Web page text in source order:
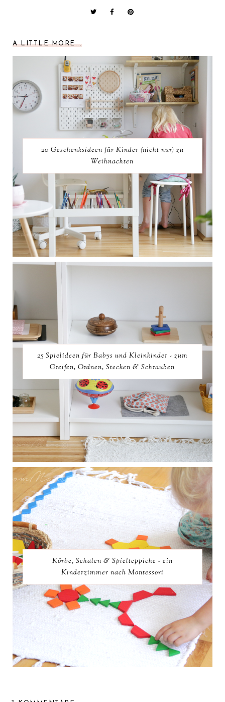
A LITTLE MORE...
20 Geschenksideen für Kinder (nicht nur) zu
Weihnachten
25 Spielideen für Babys und Kleinkinder - zum
Greifen, Ordnen, Stecken & Schrauben
Körbe, Schalen & Spielteppiche - ein
Kinderzimmer nach Montessori